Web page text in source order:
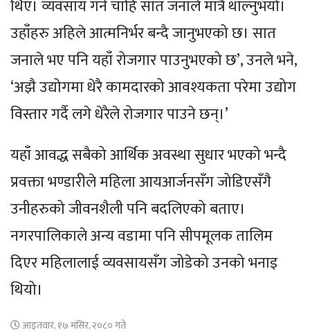
थिए। व्यवसाय गर्न चाहिँ सात जनाले मात्रै थाल्नुभयो।
उहाँहरु अहिले आत्मनिर्भर बन्दै जानुभएको छ। सात
जनाले भए पनि यहाँ रोजगार पाउनुभएको छ’, उनले भने,
‘अझै उद्योगमा धेरै कामदारको आवश्यकता परेमा उद्योग
विस्तार गर्दै लगे धेरैले रोजगार पाउने छन्।’
यहाँ आवद्ध सबैको आर्थिक अवस्था सुधार भएको भन्दै
प्रवक्ता भण्डारीले महिला आयआर्जनसँग जोडिएसँगै
उनीहरुको जीवनशैली पनि बदलिएको बताए।
नगरपालिकाले अन्य वडामा पनि सीपमूलक तालिम
दिएर महिलालाई व्यवसायसँग जोडेको उनको भनाइ
थियो।
आइतवार, १७ मंसिर, २०८० गते